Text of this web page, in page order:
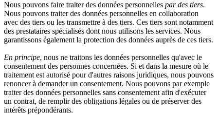
Nous pouvons faire traiter des données personnelles par des tiers.
Nous pouvons traiter des données personnelles en collaboration
avec des tiers ou les transmettre à des tiers. Ces tiers sont notamment
des prestataires spécialisés dont nous utilisons les services. Nous
garantissons également la protection des données auprès de ces tiers.
En principe, nous ne traitons les données personnelles qu'avec le
consentement des personnes concernées. Si et dans la mesure où le
traitement est autorisé pour d'autres raisons juridiques, nous pouvons
renoncer à demander un consentement. Nous pouvons par exemple
traiter des données personnelles sans consentement afin d'exécuter
un contrat, de remplir des obligations légales ou de préserver des
intérêts prépondérants.